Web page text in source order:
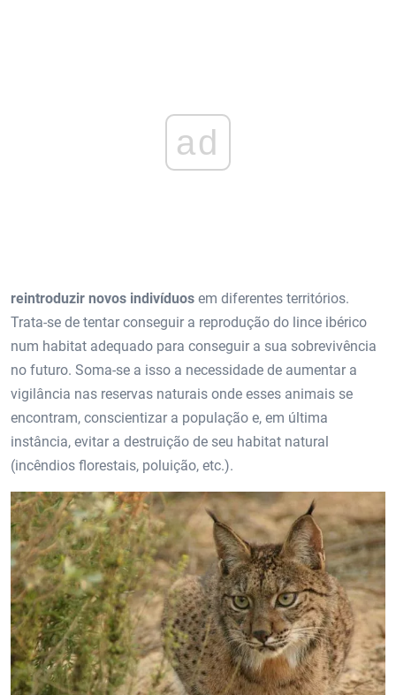
ad
reintroduzir novos indivíduos em diferentes territórios.
Trata-se de tentar conseguir a reprodução do lince ibérico
num habitat adequado para conseguir a sua sobrevivência
no futuro. Soma-se a isso a necessidade de aumentar a
vigilância nas reservas naturais onde esses animais se
encontram, conscientizar a população e, em última
instância, evitar a destruição de seu habitat natural
(incêndios florestais, poluição, etc.).